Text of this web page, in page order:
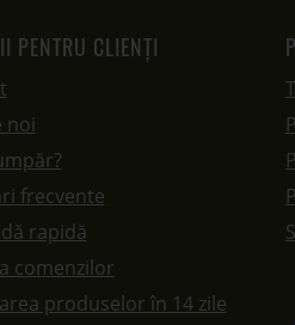
PENTRU CLIENȚI
noi
frecvente
rapidă
comenzilor
produselor în 14 zile